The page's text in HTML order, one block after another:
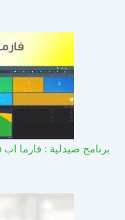
برنامج صيدلية : فارما اب PharmaUp​